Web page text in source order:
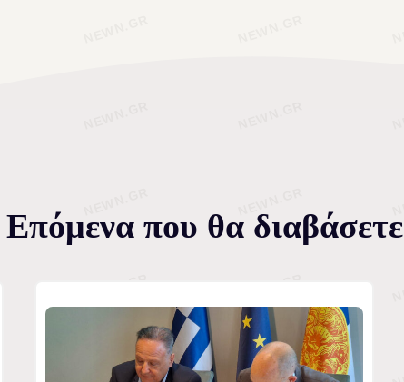
Επόμενα που θα διαβάσετε